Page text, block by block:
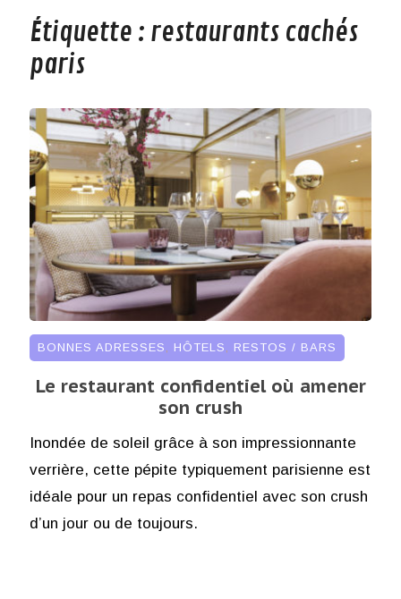
Étiquette : restaurants cachés
paris
BONNES ADRESSES HÔTELS RESTOS / BARS
Le restaurant confidentiel où amener
son crush
Inondée de soleil grâce à son impressionnante
verrière, cette pépite typiquement parisienne est
idéale pour un repas confidentiel avec son crush
d’un jour ou de toujours.